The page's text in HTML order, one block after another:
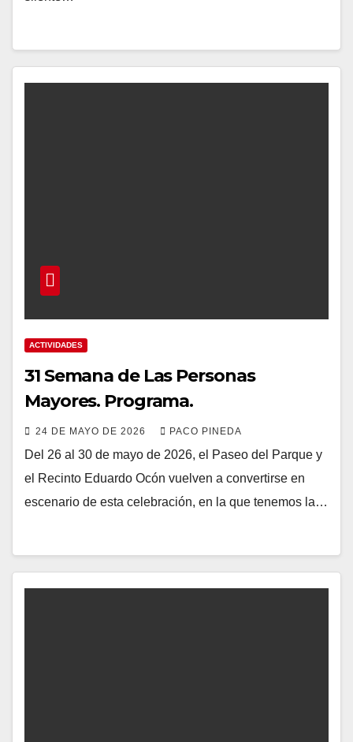
ACTIVIDADES
31 Semana de Las Personas
Mayores. Programa.
24 DE MAYO DE 2026 PACO PINEDA
Del 26 al 30 de mayo de 2026, el Paseo del Parque y
el Recinto Eduardo Ocón vuelven a convertirse en
escenario de esta celebración, en la que tenemos la…